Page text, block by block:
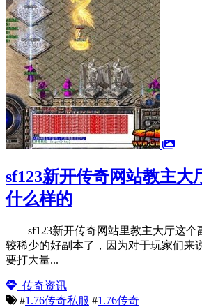
sf123新开传奇网站教主大
什么样的
sf123新开传奇网站里教主大厅这个
较稀少的好副本了，因为对于玩家们来
要打大量...
传奇资讯
#1.76传奇私服 #1.76传奇